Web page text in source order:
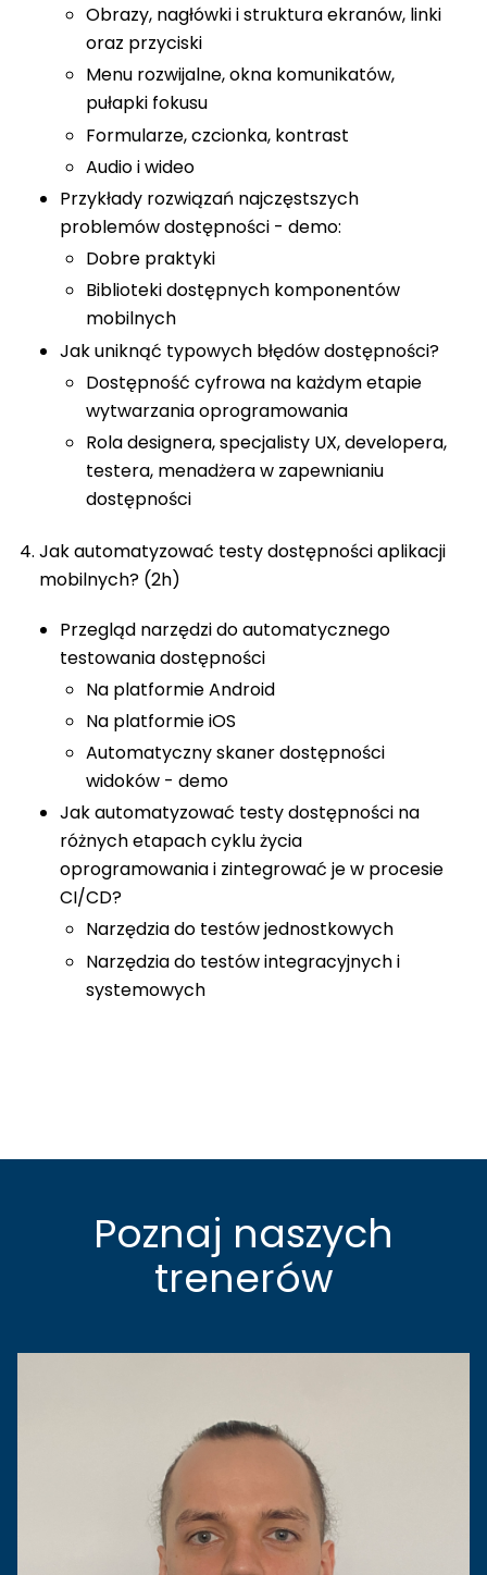
Obrazy, nagłówki i struktura ekranów, linki
oraz przyciski
Menu rozwijalne, okna komunikatów,
pułapki fokusu
Formularze, czcionka, kontrast
Audio i wideo
Przykłady rozwiązań najczęstszych
problemów dostępności - demo:
Dobre praktyki
Biblioteki dostępnych komponentów
mobilnych
Jak uniknąć typowych błędów dostępności?
Dostępność cyfrowa na każdym etapie
wytwarzania oprogramowania
Rola designera, specjalisty UX, developera,
testera, menadżera w zapewnianiu
dostępności
Jak automatyzować testy dostępności aplikacji
mobilnych? (2h)
Przegląd narzędzi do automatycznego
testowania dostępności
Na platformie Android
Na platformie iOS
Automatyczny skaner dostępności
widoków - demo
Jak automatyzować testy dostępności na
różnych etapach cyklu życia
oprogramowania i zintegrować je w procesie
CI/CD?
Narzędzia do testów jednostkowych
Narzędzia do testów integracyjnych i
systemowych
Poznaj naszych
trenerów